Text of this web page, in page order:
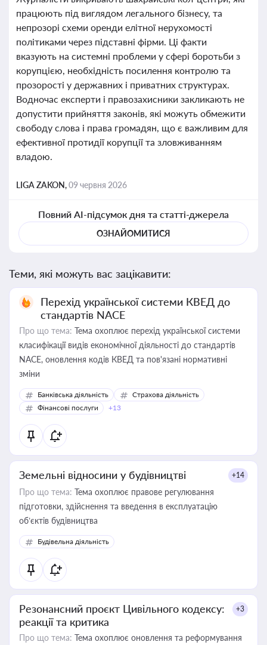
працюють під виглядом легального бізнесу, та
непрозорі схеми оренди елітної нерухомості
політиками через підставні фірми. Ці факти
вказують на системні проблеми у сфері боротьби з
корупцією, необхідність посилення контролю та
прозорості у державних і приватних структурах.
Водночас експерти і правозахисники закликають не
допустити прийняття законів, які можуть обмежити
свободу слова і права громадян, що є важливим для
ефективної протидії корупції та зловживанням
владою.
LIGA ZAKON,09 червня 2026
Повний AI-підсумок дня та статті-джерела
ОЗНАЙОМИТИСЯ
Теми, які можуть вас зацікавити:
Перехід української системи КВЕД до
стандартів NACE
Про що тема: Тема охоплює перехід української системи
класифікації видів економічної діяльності до стандартів
NACE, оновлення кодів КВЕД та пов'язані нормативні
зміни
Банківська діяльність
Страхова діяльність
Фінансові послуги
+13
Земельні відносини у будівництві +14
Про що тема: Тема охоплює правове регулювання
підготовки, здійснення та введення в експлуатацію
об’єктів будівництва
Будівельна діяльність
Резонансний проєкт Цивільного кодексу:
реакції та критика
+3
Про що тема: Тема охоплює оновлення та реформування